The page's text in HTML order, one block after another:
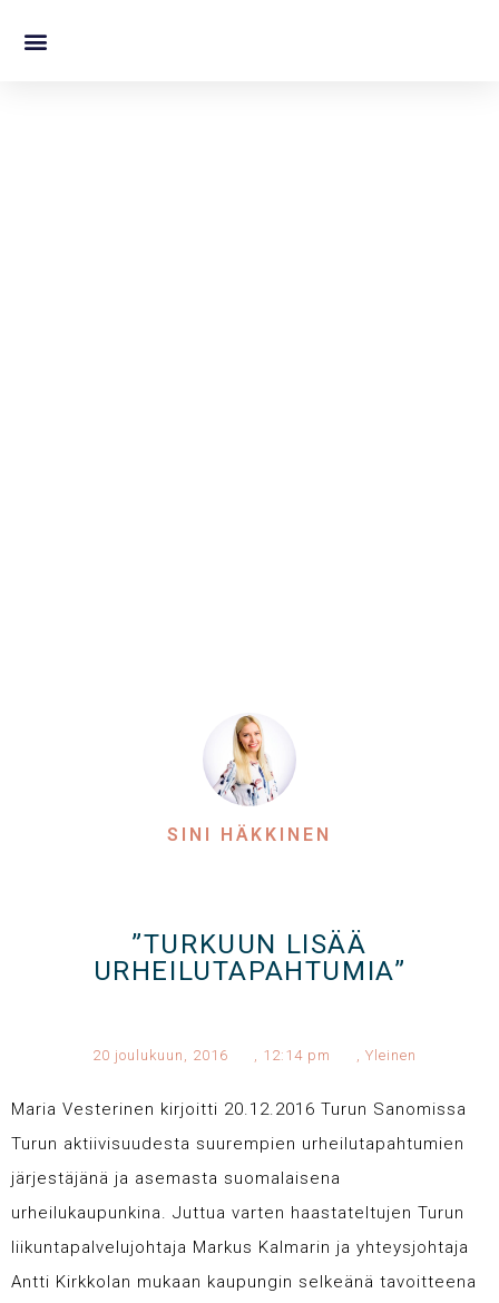
SINI HÄKKINEN
”TURKUUN LISÄÄ
URHEILUTAPAHTUMIA”
20 joulukuun, 2016 , 12:14 pm , Yleinen
Maria Vesterinen kirjoitti 20.12.2016 Turun Sanomissa
Turun aktiivisuudesta suurempien urheilutapahtumien
järjestäjänä ja asemasta suomalaisena
urheilukaupunkina. Juttua varten haastateltujen Turun
liikuntapalvelujohtaja Markus Kalmarin ja yhteysjohtaja
Antti Kirkkolan mukaan kaupungin selkeänä tavoitteena